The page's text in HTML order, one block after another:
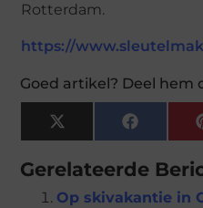
Rotterdam.
https://
Goed artikel? Deel hem
X
(Twitter)
Gerelateerde
Op skivakantie in